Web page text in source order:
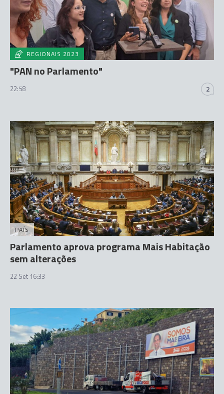
REGIONAIS 2023
"PAN no Parlamento"
22:58 2
PAÍS
Parlamento aprova programa Mais Habitação
sem alterações
22 Set 16:33